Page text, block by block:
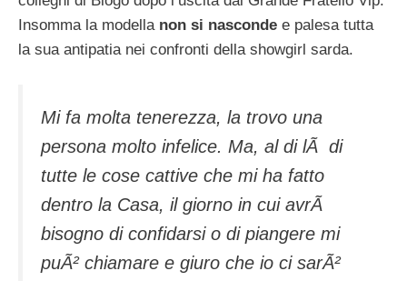
Insomma la modella non si nasconde e palesa tutta
la sua antipatia nei confronti della showgirl sarda.
Mi fa molta tenerezza, la trovo una
persona molto infelice. Ma, al di lÃ di
tutte le cose cattive che mi ha fatto
dentro la Casa, il giorno in cui avrÃ
bisogno di confidarsi o di piangere mi
puÃ² chiamare e giuro che io ci sarÃ²